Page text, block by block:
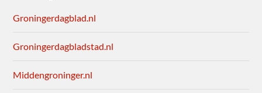
Groningerdagblad.nl
Groningerdagbladstad.nl
Middengroninger.nl